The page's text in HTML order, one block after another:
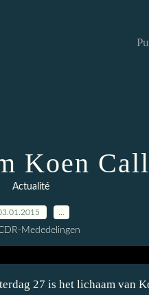
Koen
Actualité
Mededelingen
27 is het lichaam van